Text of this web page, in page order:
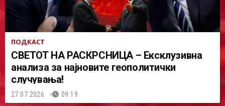
ПОДКАСТ
СВЕТОТ НА РАСКРСНИЦА – Ексклузивна
анализа за најновите геополитички
случувања!
27.07.2026. 09:19